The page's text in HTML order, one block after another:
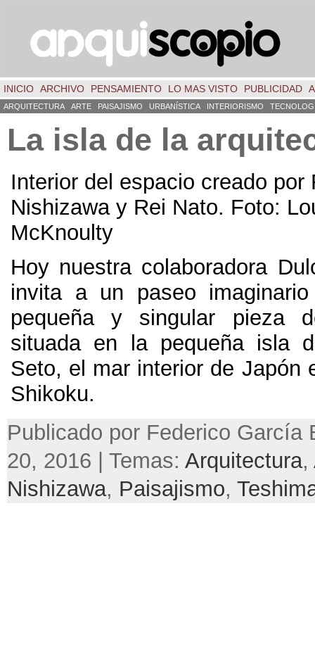
INICIO ARCHIVO PENSAMIENTO LO MAS VISTO PUBLICIDAD
ARQUITECTURA ARTE PAISAJISMO URBANÍSTICA INTERIORISMO
La isla de la
Interior del espacio creado por
Nishizawa y Rei Nato. Foto:
McKnoulty
Hoy nuestra colaboradora
invita a un paseo
pequeña y singular pieza
situada en la pequeña isla
Seto, el mar interior de Japón
Shikoku.
Publicado por Federico García
20, 2016 | Temas: Arquitectura,
Nishizawa, Paisajismo,